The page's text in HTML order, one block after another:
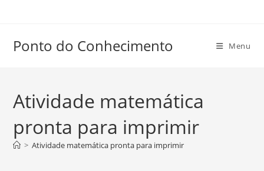
conteúdo
Ponto do Conhecimento Menu
Atividade matemática
pronta para imprimir
> Atividade matemática pronta para imprimir